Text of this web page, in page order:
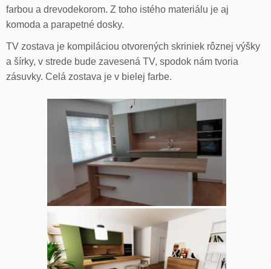
farbou a drevodekorom. Z toho istého materiálu je aj
komoda a parapetné dosky.
TV zostava je kompiláciou otvorených skriniek rôznej výšky
a šírky, v strede bude zavesená TV, spodok nám tvoria
zásuvky. Celá zostava je v bielej farbe.